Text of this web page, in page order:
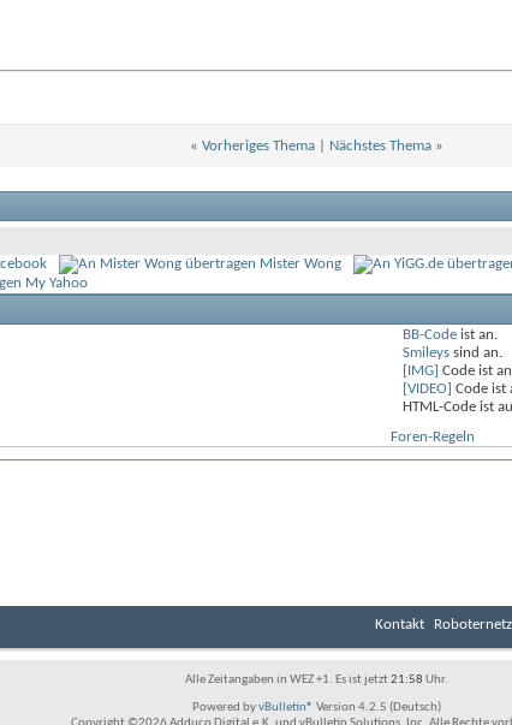
« Vorheriges Thema| Nächstes Thema »
Mister Wong
My Yahoo
BB-Codeist an.
Smileyssind an.
[IMG] Code ist an
[VIDEO] Code ist
HTML-Code ist
Foren-Regeln
Kontakt
Alle Zeitangaben in WEZ +1. Es ist jetzt21:58 Uhr.
Powered byvBulletin® Version 4.2.5 (Deutsch)